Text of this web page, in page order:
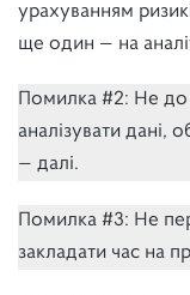
урахуванням
ще один — на
Помилка #2: Не до
аналізувати дані,
— далі.
Помилка #3: Не
закладати час на